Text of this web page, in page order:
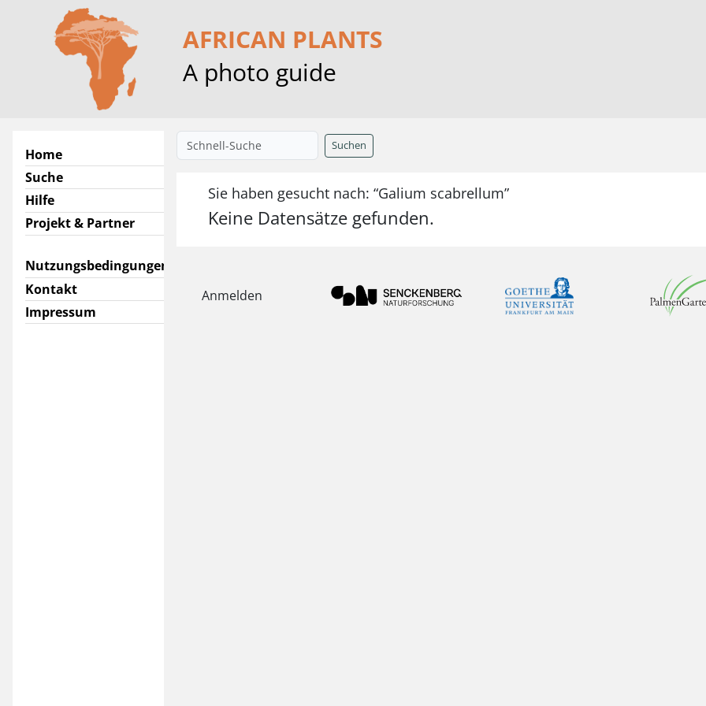
AFRICAN PLANTS
A photo guide
Home
Suche
Hilfe
Projekt & Partner
Nutzungsbedingungen
Kontakt
Impressum
Suchen
Sie haben gesucht nach: “Galium scabrellum”
Keine Datensätze gefunden.
Anmelden